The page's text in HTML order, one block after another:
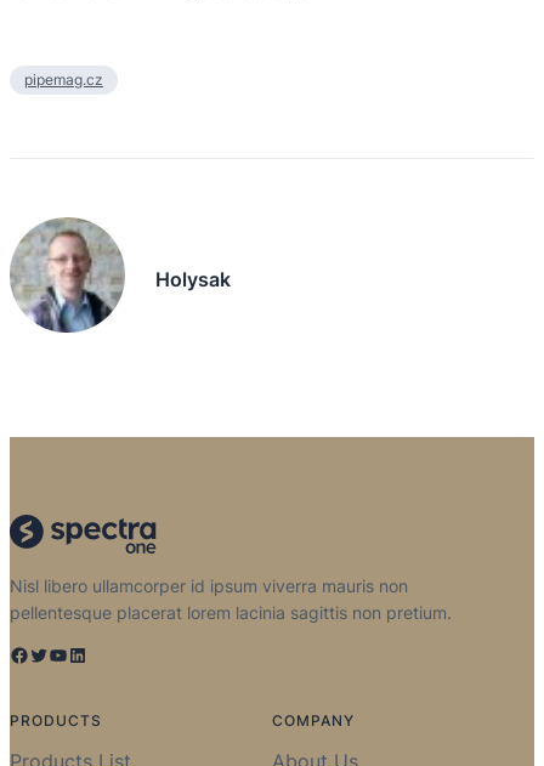
pipemag.cz
Holysak
Nisl libero ullamcorper id ipsum viverra mauris non
pellentesque placerat lorem lacinia sagittis non pretium.
Facebook Twitter YouTube LinkedIn
PRODUCTS
Products List
COMPANY
About Us